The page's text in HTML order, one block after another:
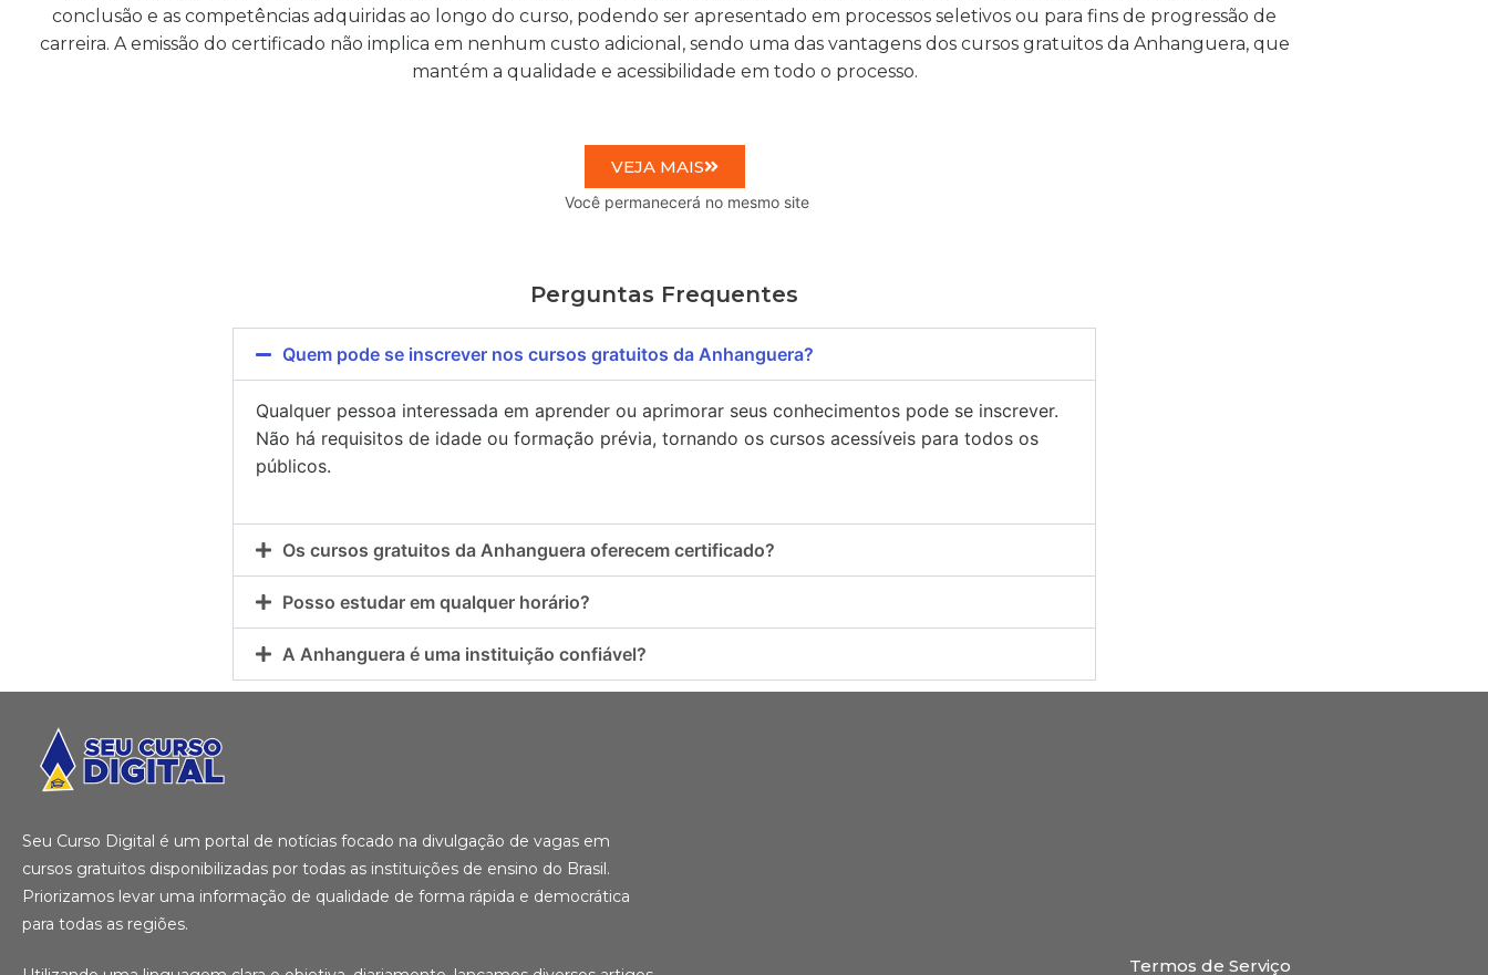
conclusão e as competências adquiridas ao longo do curso, podendo ser apresentado em processos seletivos ou para fins de progressão de
carreira. A emissão do certificado não implica em nenhum custo adicional, sendo uma das vantagens dos cursos gratuitos da Anhanguera, que
mantém a qualidade e acessibilidade em todo o processo.
VEJA MAIS
Você permanecerá no mesmo site
Perguntas Frequentes
Quem pode se inscrever nos cursos gratuitos da Anhanguera?
Qualquer pessoa interessada em aprender ou aprimorar seus conhecimentos pode se inscrever.
Não há requisitos de idade ou formação prévia, tornando os cursos acessíveis para todos os
públicos.
Os cursos gratuitos da Anhanguera oferecem certificado?
Posso estudar em qualquer horário?
A Anhanguera é uma instituição confiável?
Seu Curso Digital é um portal de notícias focado na divulgação de vagas em
cursos gratuitos disponibilizadas por todas as instituições de ensino do Brasil.
Priorizamos levar uma informação de qualidade de forma rápida e democrática
para todas as regiões.
Termos de Serviço